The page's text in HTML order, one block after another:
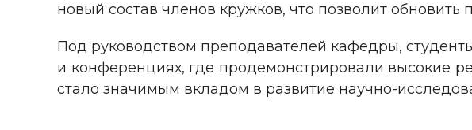
новый состав членов кружков, что позволит
Под руководством преподавателей кафедры,
и конференциях, где продемонстрировали высокие
стало значимым вкладом в развитие научно-